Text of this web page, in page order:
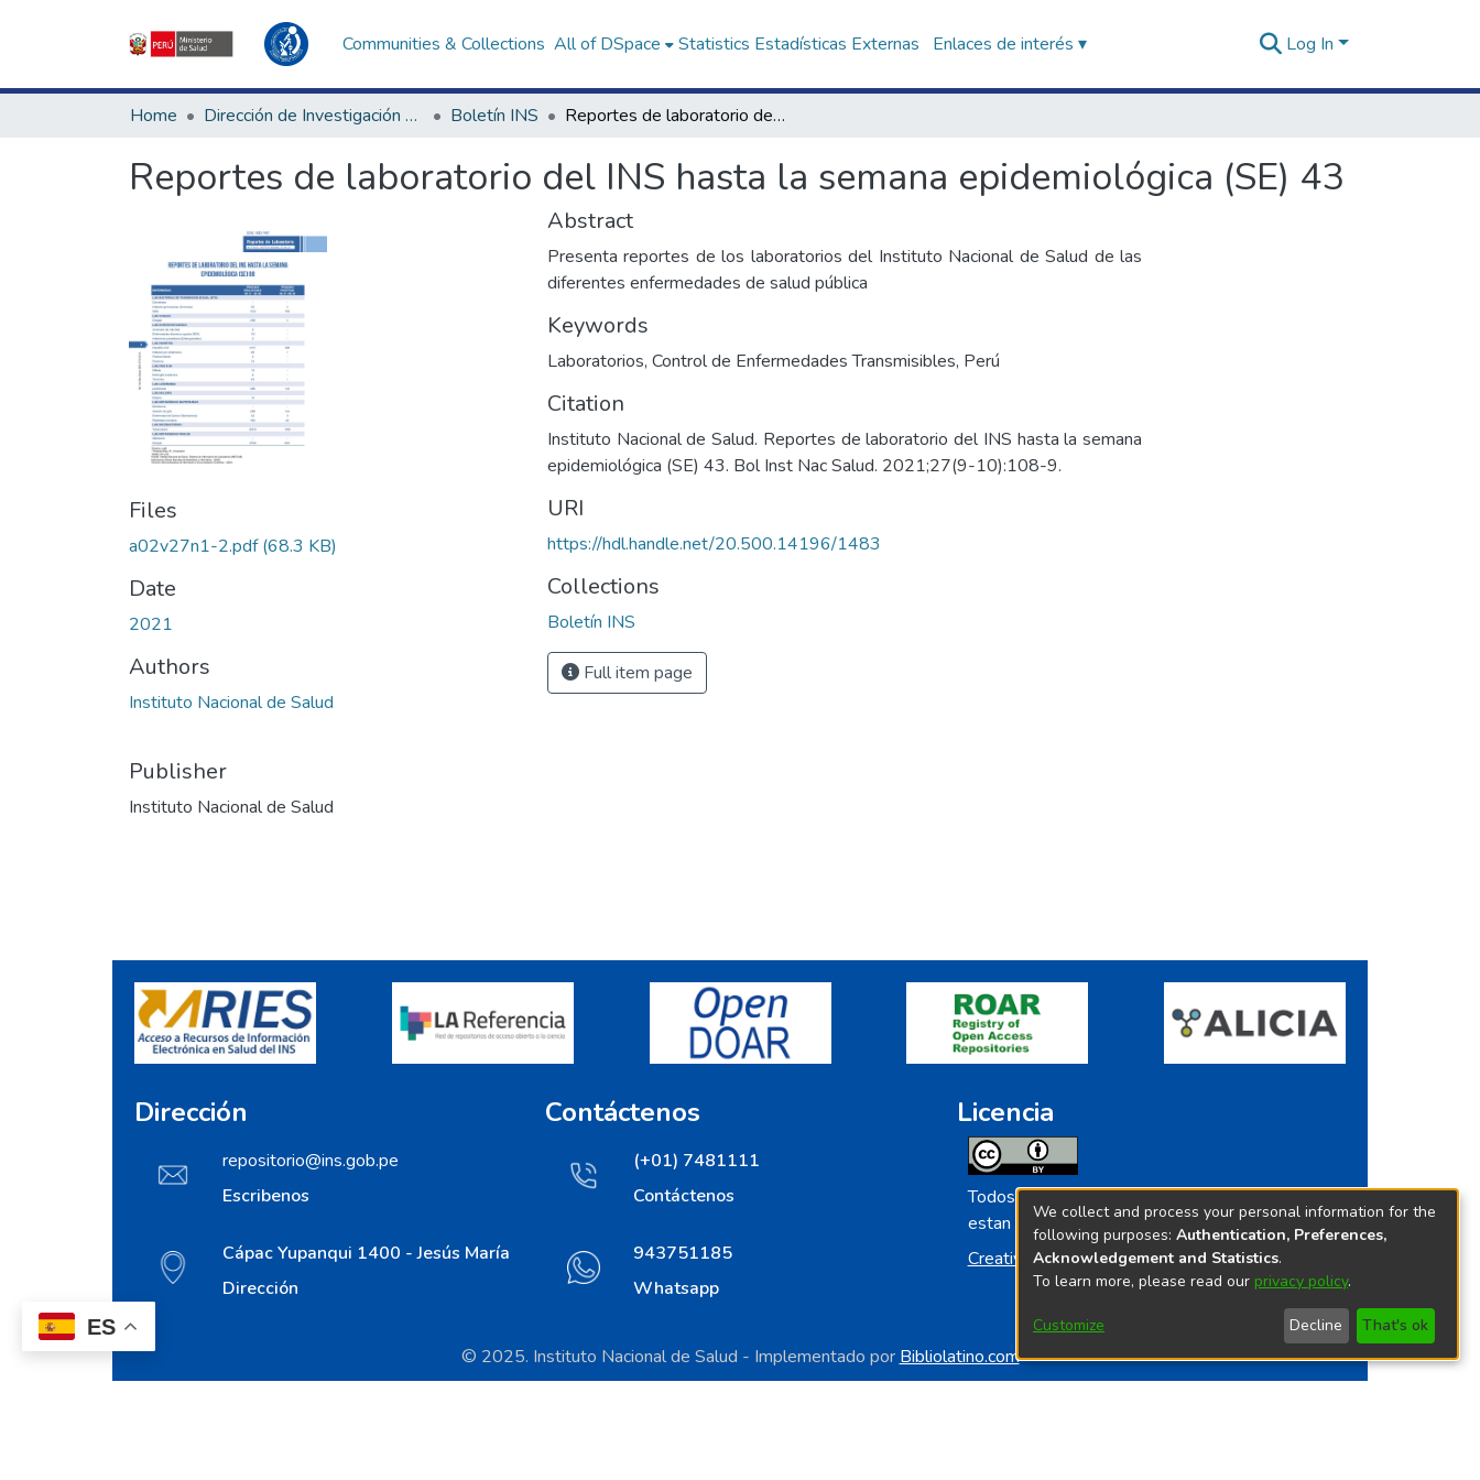
ES
Communities & Collections All of DSpace Statistics Estadísticas Externas Enlaces de interés ▾ Log In
Home Dirección de Investigación e Innovación en Salud Boletín INS Reportes de laboratorio del INS hasta la semana epidemiológica (SE) 43
Reportes de laboratorio del INS hasta la semana epidemiológica (SE) 43
Files
a02v27n1-2.pdf(68.3 KB)
Date
2021
Authors
Instituto Nacional de Salud
Publisher
Instituto Nacional de Salud
Abstract
Presenta reportes de los laboratorios del Instituto Nacional de Salud de las
diferentes enfermedades de salud pública
Keywords
Laboratorios, Control de Enfermedades Transmisibles, Perú
Citation
Instituto Nacional de Salud. Reportes de laboratorio del INS hasta la semana
epidemiológica (SE) 43. Bol Inst Nac Salud. 2021;27(9-10):108-9.
URI
https://hdl.handle.net/20.500.14196/1483
Collections
Boletín INS
Full item page
Dirección
repositorio@ins.gob.pe
Escribenos
Cápac Yupanqui 1400 - Jesús María
Dirección
Contáctenos
(+01) 7481111
Contáctenos
943751185
Whatsapp
Licencia
Todos los contenidos de repositorio.ins.gob.pe
estan licenciados bajo
Creative Commoms License
© 2025. Instituto Nacional de Salud - Implementado por Bibliolatino.com
We collect and process your personal information for the
following purposes: Authentication, Preferences,
Acknowledgement and Statistics.
To learn more, please read our privacy policy.
Customize Decline That's ok